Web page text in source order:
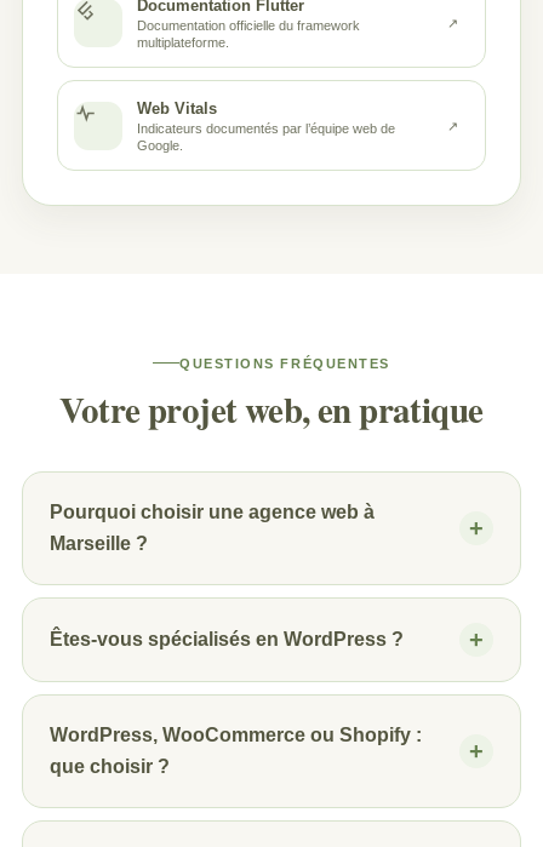
Documentation Flutter
Documentation officielle du framework
multiplateforme.
↗
Web Vitals
Indicateurs documentés par l’équipe web de
Google.
↗
QUESTIONS FRÉQUENTES
Votre projet web, en pratique
Pourquoi choisir une agence web à
Marseille ?
Êtes-vous spécialisés en WordPress ?
WordPress, WooCommerce ou Shopify :
que choisir ?